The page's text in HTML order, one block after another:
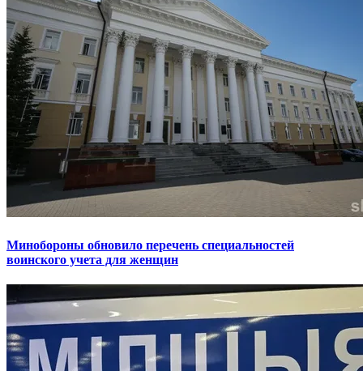
Минобороны обновило перечень специальностей
воинского учета для женщин